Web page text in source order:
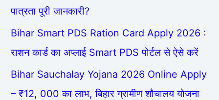
पात्रता पूरी जानकारी?
Bihar Smart PDS Ration Card Apply 2026 :
राशन कार्ड का अप्लाई Smart PDS पोर्टल से ऐसे करें
Bihar Sauchalay Yojana 2026 Online Apply
– ₹12, 000 का लाभ, बिहार ग्रामीण शौचालय योजना